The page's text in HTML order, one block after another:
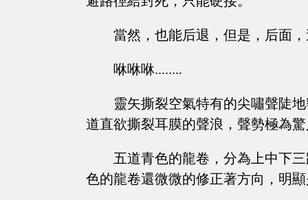
當然，也能后退，但是，后面
咻咻咻........
靈矢撕裂空氣特有的尖嘯聲陡
道直欲撕裂耳膜的聲浪，聲勢極為
五道青色的龍卷，分為上中下
色的龍卷還微微的修正著方向，明